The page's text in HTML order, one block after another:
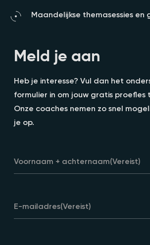
Maandelijkse themasessies en
Meld je aan
Heb je interesse? Vul dan het
formulier in om jouw gratis proefles
Onze coaches nemen zo snel
je op.
Voornaam + achternaam(Vereist)
E-mailadres(Vereist)